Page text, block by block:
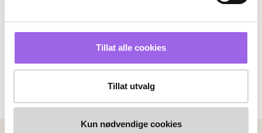
Tillat alle cookies
Tillat utvalg
Kun nødvendige cookies